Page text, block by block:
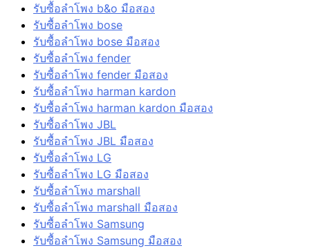
รับซื้อลำโพง b&o มือสอง
รับซื้อลำโพง bose
รับซื้อลำโพง bose มือสอง
รับซื้อลำโพง fender
รับซื้อลำโพง fender มือสอง
รับซื้อลำโพง harman kardon
รับซื้อลำโพง harman kardon มือสอง
รับซื้อลำโพง JBL
รับซื้อลำโพง JBL มือสอง
รับซื้อลำโพง LG
รับซื้อลำโพง LG มือสอง
รับซื้อลำโพง marshall
รับซื้อลำโพง marshall มือสอง
รับซื้อลำโพง Samsung
รับซื้อลำโพง Samsung มือสอง